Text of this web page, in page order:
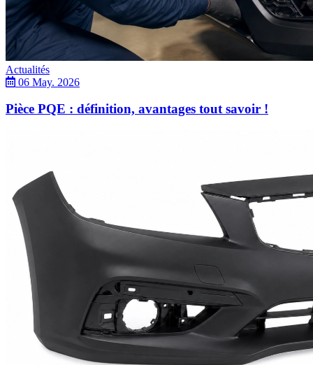
Actualités
06 May. 2026
Pièce PQE : définition, avantages tout savoir !